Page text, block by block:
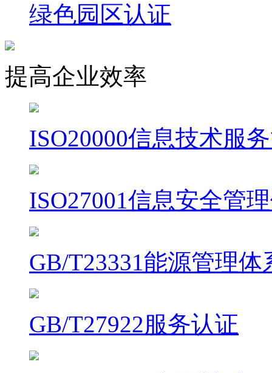
绿色园区认证
提高企业效率
ISO20000信息技术服
ISO27001信息安全管
GB/T23331能源管理体
GB/T27922服务认证